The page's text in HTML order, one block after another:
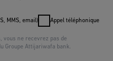
MMS, email) Appel téléphonique
vous ne recevrez pas de
Groupe Attijariwafa bank.